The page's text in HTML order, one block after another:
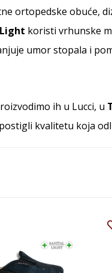
ortopedske obuće,
koristi vrhunske
umor stopala i
ih u Lucci, u
kvalitetu koja